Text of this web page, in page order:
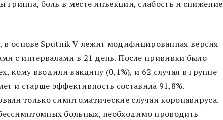
боль в месте инъекции, слабость и снижение
в основе Sputnik V лежит модифицированная версия
с интервалами в 21 день. После прививки было
кому вводили вакцину (0,1%), и 62 случая в группе
и старше эффективность составила 91,8%.
только симптоматические случаи коронавируса.
больных, необходимо проводить